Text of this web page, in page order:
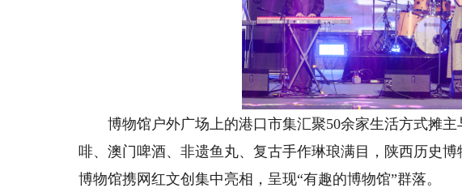
博物馆户外广场上的港口市集汇聚50余家生活方式摊主
啡、澳门啤酒、非遗鱼丸、复古手作琳琅满目，陕西历史
博物馆携网红文创集中亮相，呈现“有趣的博物馆”群落。